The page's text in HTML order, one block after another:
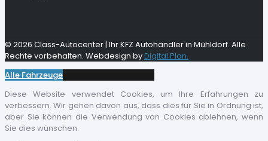
© 2026 Class-Autocenter | Ihr KFZ Autohändler in Mühldorf. Alle
Rechte vorbehalten. Webdesign byDigital Plan.
Alle Fahrzeuge
Diese Website verwendet Cookies, um Ihre Erfahrungen zu
verbessern. Wir gehen davon aus, dass dies für Sie in Ordnung ist,
aber Sie können die Verwendung von Cookies ablehnen, wenn
Sie dies wünschen.